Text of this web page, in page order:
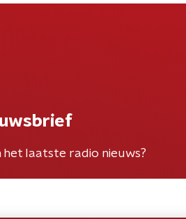
laatste radio nieuws?